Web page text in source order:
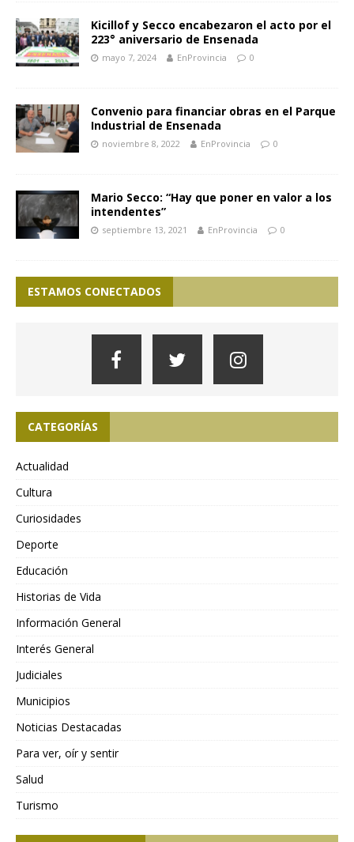
Kicillof y Secco encabezaron el acto por el
223° aniversario de Ensenada
mayo 7, 2024 EnProvincia 0
Convenio para financiar obras en el Parque
Industrial de Ensenada
noviembre 8, 2022 EnProvincia 0
Mario Secco: “Hay que poner en valor a los
intendentes”
septiembre 13, 2021 EnProvincia 0
ESTAMOS CONECTADOS
CATEGORÍAS
Actualidad
Cultura
Curiosidades
Deporte
Educación
Historias de Vida
Información General
Interés General
Judiciales
Municipios
Noticias Destacadas
Para ver, oír y sentir
Salud
Turismo